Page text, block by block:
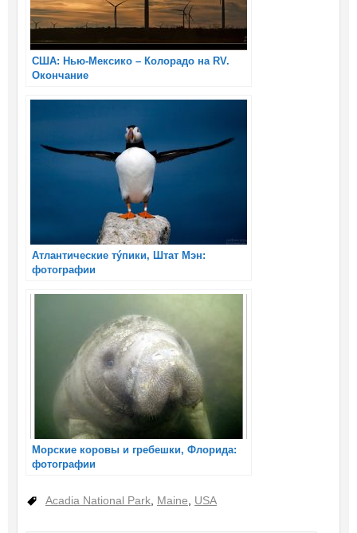
США: Нью-Мексико – Колорадо на RV.
Окончание
Атлантические тýпики, Штат Мэн:
фотографии
Морские коровы и гребешки, Флорида:
фотографии
Acadia National Park, Maine, USA